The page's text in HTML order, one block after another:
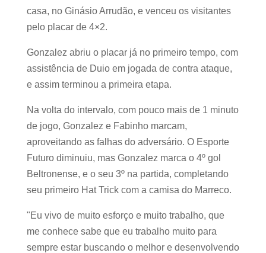
casa, no Ginásio Arrudão, e venceu os visitantes
pelo placar de 4×2.
Gonzalez abriu o placar já no primeiro tempo, com
assistência de Duio em jogada de contra ataque,
e assim terminou a primeira etapa.
Na volta do intervalo, com pouco mais de 1 minuto
de jogo, Gonzalez e Fabinho marcam,
aproveitando as falhas do adversário. O Esporte
Futuro diminuiu, mas Gonzalez marca o 4º gol
Beltronense, e o seu 3º na partida, completando
seu primeiro Hat Trick com a camisa do Marreco.
"Eu vivo de muito esforço e muito trabalho, que
me conhece sabe que eu trabalho muito para
sempre estar buscando o melhor e desenvolvendo